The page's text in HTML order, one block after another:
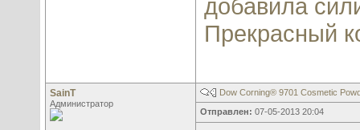
добавила
Прекрасный
SainT
Администратор
Dow Corning® 9701 Cosmetic
Отправлен: 07-05-2013 20:04